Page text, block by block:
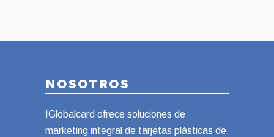
NOSOTROS
IGlobalcard ofrece soluciones de
marketing integral de tarjetas plásticas de